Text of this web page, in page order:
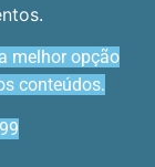
melhor opção
conteúdos.